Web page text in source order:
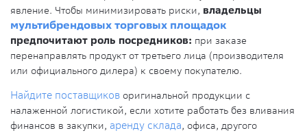
явление. Чтобы минимизировать риски, владельцы
мультибрендовых торговых площадок
предпочитают роль посредников: при заказе
перенаправлять продукт от третьего лица (производителя
или официального дилера) к своему покупателю.
Найдите поставщиков оригинальной продукции с
налаженной логистикой, если хотите работать без вливания
финансов в закупки, аренду склада, офиса, другого